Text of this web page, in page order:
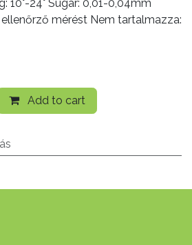
10°-24° Sugár: 0,01-0,04mm
mérést Nem tartalmazza:
Add to cart